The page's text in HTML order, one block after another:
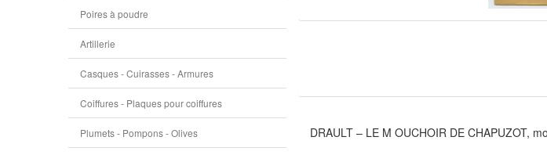
Poires à poudre
Artillerie
Casques - Cuirasses - Armures
Coiffures - Plaques pour coiffures
Plumets - Pompons - Olives
DRAULT – LE M OUCHOIR DE CHAPUZOT,